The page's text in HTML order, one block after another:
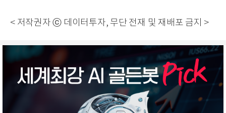
< 저작권자 ⓒ 데이터투자, 무단 전재 및 재배포 금지 >